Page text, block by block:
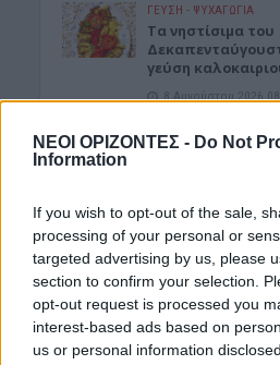
ΝΕΟΙ ΟΡΙΖΟΝΤΕΣ - Do Not
Information
If you wish to opt-out of the sale,
processing of your personal or
targeted advertising by us, please
section to confirm your selection.
opt-out request is processed you
interest-based ads based on
us or personal information
ΓΕΎΣΗ - ΨΥΧΑΓΩΓΊΑ
Τα νηστίσιμα του
γεύση
8 Αυγούστου 2026
ΜΑΤΙΕΣ ΣΤΟ
8 Αυγούστου 2026
ΚΡΗΤΗ
Κρήτη: O καιρός
Αυγούστου
8 Αυγούστου 2026